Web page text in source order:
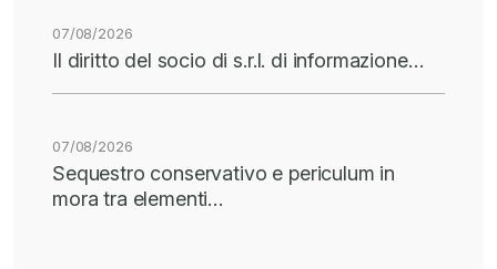
07/08/2026
Il diritto del socio di s.r.l. di informazione…
07/08/2026
Sequestro conservativo e periculum in
mora tra elementi…